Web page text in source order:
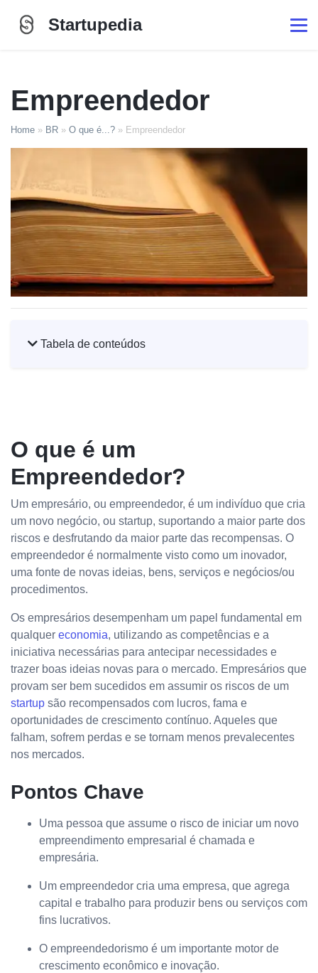
Startupedia
Empreendedor
Home » BR » O que é...? » Empreendedor
Tabela de conteúdos
O que é um
Empreendedor?
Um empresário, ou empreendedor, é um indivíduo que cria
um novo negócio, ou startup, suportando a maior parte dos
riscos e desfrutando da maior parte das recompensas. O
empreendedor é normalmente visto como um inovador,
uma fonte de novas ideias, bens, serviços e negócios/ou
procedimentos.
Os empresários desempenham um papel fundamental em
qualquer economia, utilizando as competências e a
iniciativa necessárias para antecipar necessidades e
trazer boas ideias novas para o mercado. Empresários que
provam ser bem sucedidos em assumir os riscos de um
startup são recompensados com lucros, fama e
oportunidades de crescimento contínuo. Aqueles que
falham, sofrem perdas e se tornam menos prevalecentes
nos mercados.
Pontos Chave
Uma pessoa que assume o risco de iniciar um novo
empreendimento empresarial é chamada e
empresária.
Um empreendedor cria uma empresa, que agrega
capital e trabalho para produzir bens ou serviços com
fins lucrativos.
O empreendedorismo é um importante motor de
crescimento econômico e inovação.